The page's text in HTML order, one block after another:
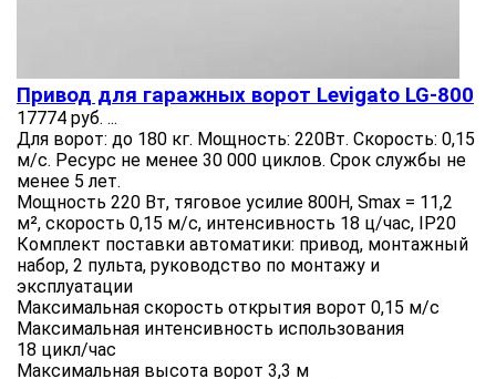
Привод для гаражных ворот Levigato LG-800
17774 руб. ...
Для ворот: до 180 кг. Мощность: 220Вт. Скорость: 0,15
м/с. Ресурс не менее 30 000 циклов. Срок службы не
менее 5 лет.
Мощность 220 Вт, тяговое усилие 800Н, Smax = 11,2
м², скорость 0,15 м/с, интенсивность 18 ц/час, IP20
Комплект поставки автоматики: привод, монтажный
набор, 2 пульта, руководство по монтажу и
эксплуатации
Максимальная скорость открытия ворот 0,15 м/с
Максимальная интенсивность использования
18 цикл/час
Максимальная высота ворот 3,3 м